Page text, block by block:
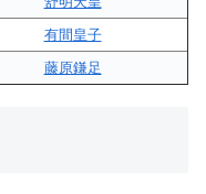
有間皇子
藤原鎌足